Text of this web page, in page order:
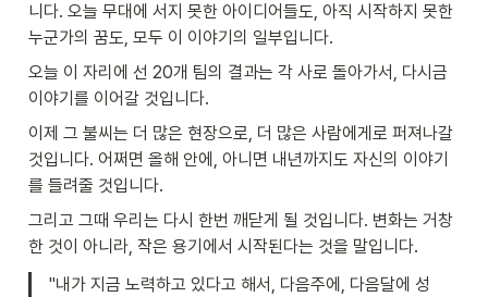
니다. 오늘 무대에 서지 못한 아이디어들도, 아직 시작하지 못한
누군가의 꿈도, 모두 이 이야기의 일부입니다.
오늘 이 자리에 선 20개 팀의 결과는 각 사로 돌아가서, 다시금
이야기를 이어갈 것입니다.
이제 그 불씨는 더 많은 현장으로, 더 많은 사람에게로 퍼져나갈
것입니다. 어쩌면 올해 안에, 아니면 내년까지도 자신의 이야기
를 들려줄 것입니다.
그리고 그때 우리는 다시 한번 깨닫게 될 것입니다. 변화는 거창
한 것이 아니라, 작은 용기에서 시작된다는 것을 말입니다.
"내가 지금 노력하고 있다고 해서, 다음주에, 다음달에 성